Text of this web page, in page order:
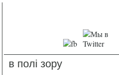
в полі зору